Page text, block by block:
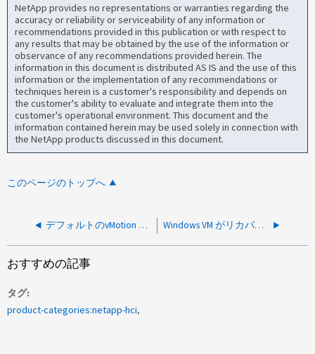
NetApp provides no representations or warranties regarding the
accuracy or reliability or serviceability of any information or
recommendations provided in this publication or with respect to
any results that may be obtained by the use of the information or
observance of any recommendations provided herein. The
information in this document is distributed AS IS and the use of this
information or the implementation of any recommendations or
techniques herein is a customer's responsibility and depends on
the customer's ability to evaluate and integrate them into the
customer's operational environment. This document and the
information contained herein may be used solely in connection with
the NetApp products discussed in this document.
このページのトップへ
デフォルトのvMotion TCP IPスタックを変更するとNDE Scaleが機能するようになりますか Windows VM がリカバリモードで起動します
おすすめの記事
タグ
product-categories:netapp-hci